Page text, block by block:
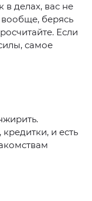
делах, вас не
берясь
Если
самое
и есть